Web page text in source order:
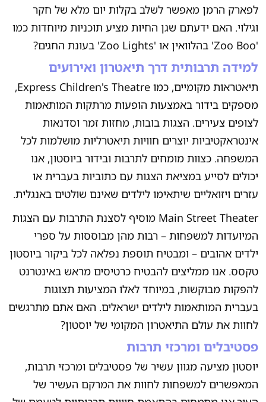
לפארק הרמן מאפשר לשלב בקלות יום מלא של חקר
וגילוי. האם ידעתם שגן החיות מציע תוכניות מיוחדות כמו
'Zoo Boo' בהלוואין או 'Zoo Lights' בעונת החגים?
למידה תרבותית דרך תיאטרון ואירועים
תיאטראות מקומיים, כמו Express Children's Theatre,
מספקים בידור באמצעות הופעות מרתקות המותאמות
לצופים צעירים. הצגות בובות, מחזות זמר וסדנאות
אינטראקטיביות יוצרים חוויות תיאטרליות מושלמות לכל
המשפחה. כצוות מומחים לתרבות ובידור ביוסטון, אנו
יכולים לסייע במציאת הצגות עם כתוביות בעברית או
עזרים ויזואליים שיתאימו לילדים שאינם שולטים באנגלית.
Main Street Theater מוסיף לסצנת התרבות עם הצגות
המיועדות למשפחות – רבות מהן מבוססות על ספרי
ילדים אהובים – ומבטיח תוספת נפלאה לכל ביקור ביוסטון
טקסס. אנו ממליצים להבטיח כרטיסים מראש באינטרנט
להפקות מבוקשות, במיוחד לאלו המציעות תצוגות
בעברית המותאמות לילדים ישראלים. האם אתם מתרגשים
לחוות את עולם התיאטרון המקומי של יוסטון?
פסטיבלים ומרכזי תרבות
יוסטון מציעה מגוון עשיר של פסטיבלים ומרכזי תרבות,
המאפשרים למשפחות לחוות את המרקם העשיר של